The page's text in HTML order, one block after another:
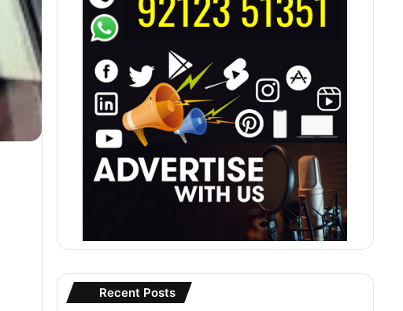
Recent Posts